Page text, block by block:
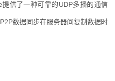
提供了一种可靠的UDP多播的通信
P2P数据同步在服务器间复制数据时